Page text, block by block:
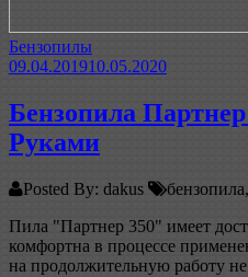
Бензопилы
09.04.201910.05.2020
Бензопила
Руками
Posted By: dakus
Пила "Партнер 350" имеет
комфортна в процессе
на продолжительную работу